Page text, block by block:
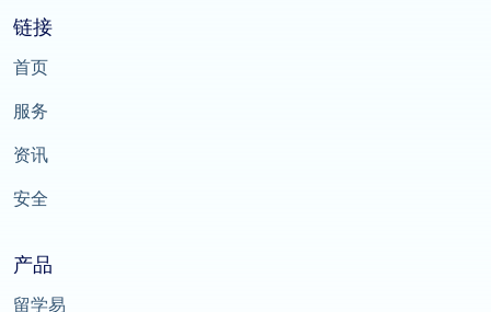
链接
首页
服务
资讯
安全
产品
留学易